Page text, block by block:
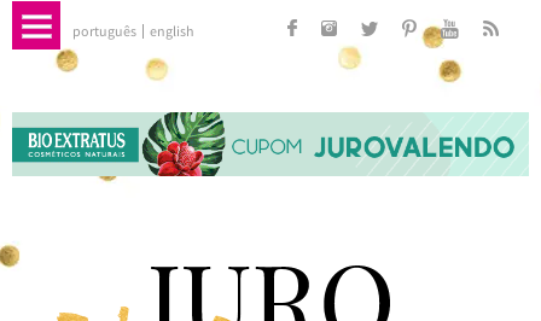
português english